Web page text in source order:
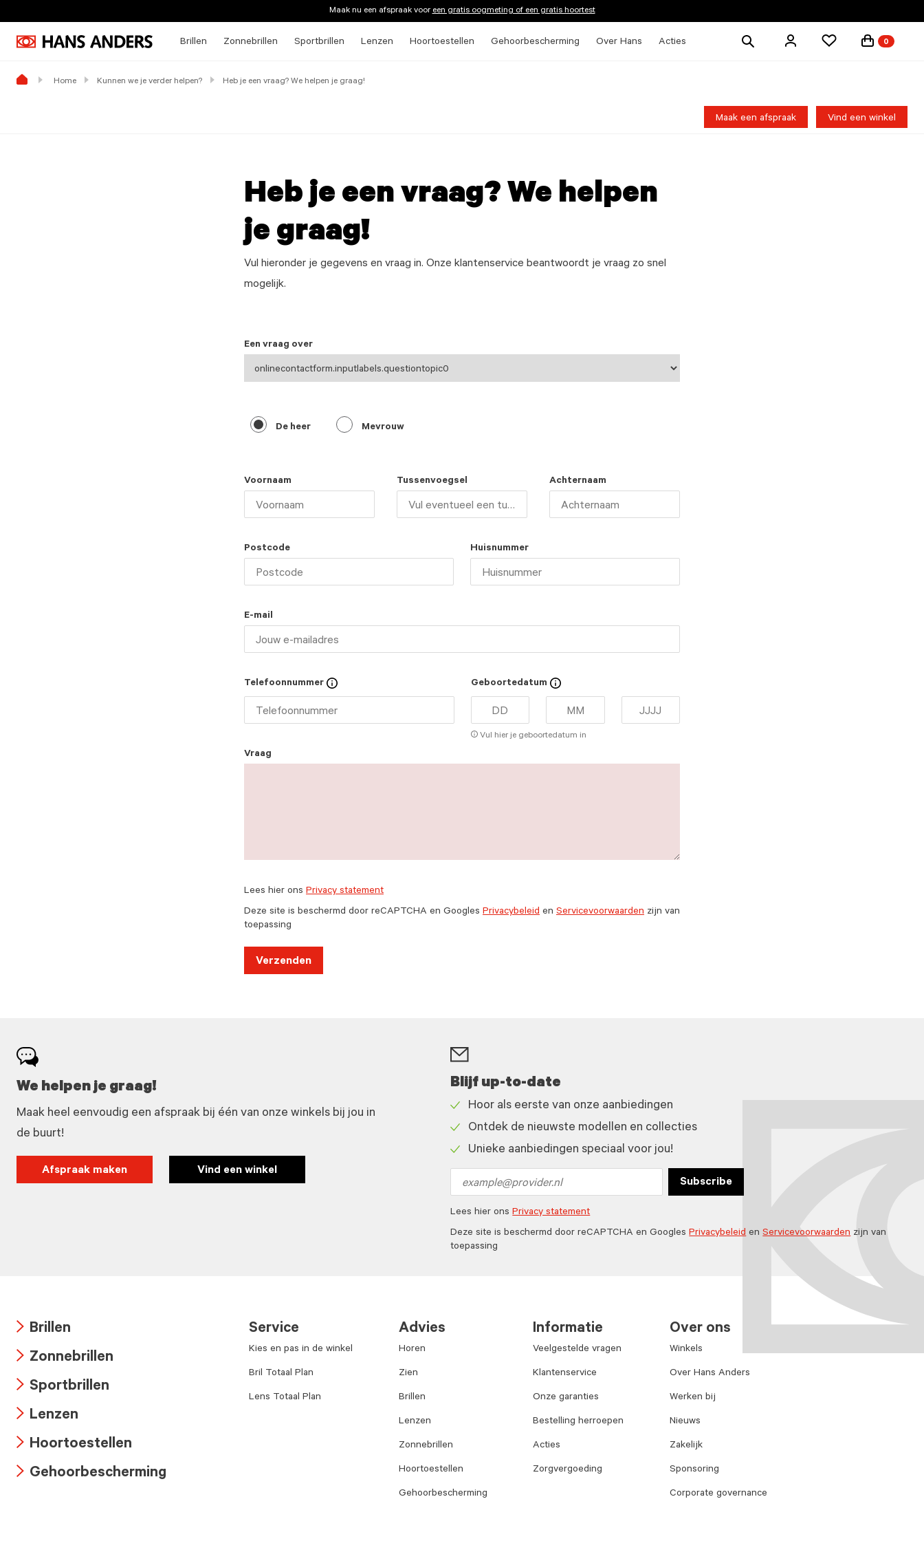
Maak nu een afspraak vooreen gratis oogmeting of een gratis hoortest
Brillen Zonnebrillen Sportbrillen Lenzen Hoortoestellen Gehoorbescherming Over Hans Acties
Zoek
0
Home Kunnen we je verder helpen? Heb je een vraag? We helpen je graag!
Maak een afspraak Vind een winkel
Heb je een vraag? We helpen
je graag!
Vul hieronder je gegevens en vraag in. Onze klantenservice beantwoordt je vraag zo snel
mogelijk.
Een vraag over
De heer Mevrouw
Voornaam Tussenvoegsel Achternaam
Postcode Huisnummer
E-mail
Telefoonnummer Geboortedatum
Vul hier je geboortedatum in
Vraag
Lees hier ons Privacy statement
Deze site is beschermd door reCAPTCHA en Googles Privacybeleid en Servicevoorwaarden zijn van
toepassing
Verzenden
We helpen je graag!
Maak heel eenvoudig een afspraak bij één van onze winkels bij jou in
de buurt!
Afspraak maken Vind een winkel
Blijf up-to-date
icon
Hoor als eerste van onze aanbiedingen
icon
Ontdek de nieuwste modellen en collecties
Unieke aanbiedingen speciaal voor jou!
address
Subscribe
Lees hier onsPrivacy statement
Deze site is beschermd door reCAPTCHA en GooglesPrivacybeleidenServicevoorwaardenzijn van
toepassing
icon
Brillen
icon
Zonnebrillen
icon
Sportbrillen
icon
Lenzen
icon
Hoortoestellen
Gehoorbescherming
Service
Kies en pas in de winkel
Bril Totaal Plan
Lens Totaal Plan
Advies
Horen
Zien
Brillen
Lenzen
Zonnebrillen
Hoortoestellen
Gehoorbescherming
Informatie
Veelgestelde vragen
Klantenservice
Onze garanties
Bestelling herroepen
Acties
Zorgvergoeding
Over ons
Winkels
Over Hans Anders
Werken bij
Nieuws
Zakelijk
Sponsoring
Corporate governance